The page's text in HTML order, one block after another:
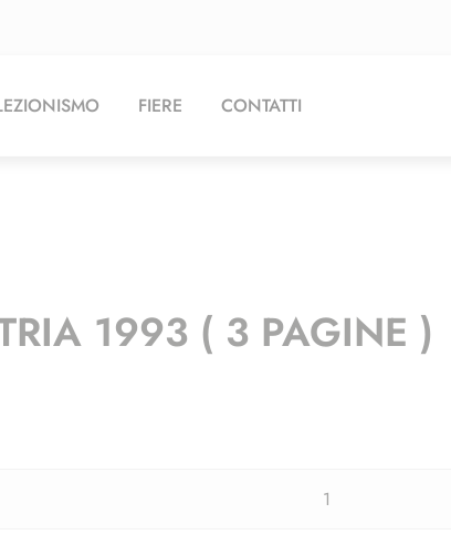
FIERE CONTATTI
1993 ( 3 PAGINE )
AUSTRIA